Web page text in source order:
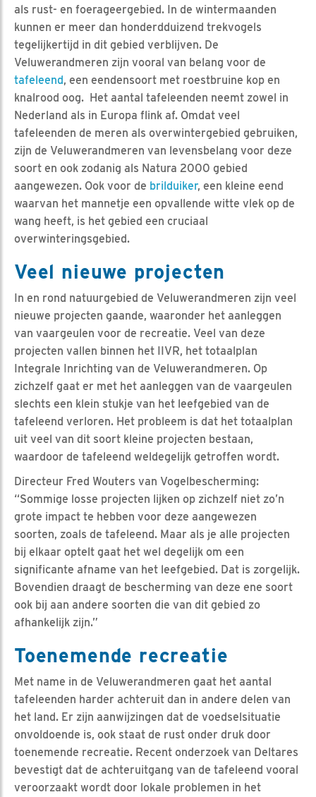
als rust- en foerageergebied. In de wintermaanden
kunnen er meer dan honderdduizend trekvogels
tegelijkertijd in dit gebied verblijven. De
Veluwerandmeren zijn vooral van belang voor de
tafeleend, een eendensoort met roestbruine kop en
knalrood oog. Het aantal tafeleenden neemt zowel in
Nederland als in Europa flink af. Omdat veel
tafeleenden de meren als overwintergebied gebruiken,
zijn de Veluwerandmeren van levensbelang voor deze
soort en ook zodanig als Natura 2000 gebied
aangewezen. Ook voor de brilduiker, een kleine eend
waarvan het mannetje een opvallende witte vlek op de
wang heeft, is het gebied een cruciaal
overwinteringsgebied.
Veel nieuwe projecten
In en rond natuurgebied de Veluwerandmeren zijn veel
nieuwe projecten gaande, waaronder het aanleggen
van vaargeulen voor de recreatie. Veel van deze
projecten vallen binnen het IIVR, het totaalplan
Integrale Inrichting van de Veluwerandmeren. Op
zichzelf gaat er met het aanleggen van de vaargeulen
slechts een klein stukje van het leefgebied van de
tafeleend verloren. Het probleem is dat het totaalplan
uit veel van dit soort kleine projecten bestaan,
waardoor de tafeleend weldegelijk getroffen wordt.
Directeur Fred Wouters van Vogelbescherming:
“Sommige losse projecten lijken op zichzelf niet zo’n
grote impact te hebben voor deze aangewezen
soorten, zoals de tafeleend. Maar als je alle projecten
bij elkaar optelt gaat het wel degelijk om een
significante afname van het leefgebied. Dat is zorgelijk.
Bovendien draagt de bescherming van deze ene soort
ook bij aan andere soorten die van dit gebied zo
afhankelijk zijn.”
Toenemende recreatie
Met name in de Veluwerandmeren gaat het aantal
tafeleenden harder achteruit dan in andere delen van
het land. Er zijn aanwijzingen dat de voedselsituatie
onvoldoende is, ook staat de rust onder druk door
toenemende recreatie. Recent onderzoek van Deltares
bevestigt dat de achteruitgang van de tafeleend vooral
veroorzaakt wordt door lokale problemen in het